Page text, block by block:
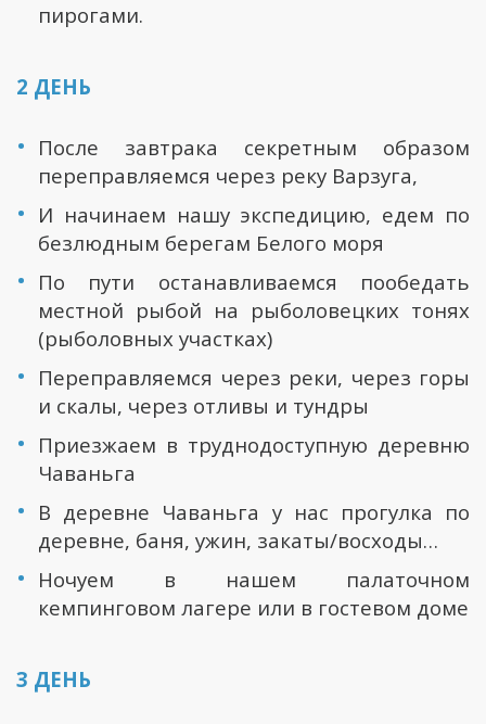
пирогами.
2 ДЕНЬ
После завтрака секретным образом
переправляемся через реку Варзуга,
И начинаем нашу экспедицию, едем по
безлюдным берегам Белого моря
По пути останавливаемся пообедать
местной рыбой на рыболовецких тонях
(рыболовных участках)
Переправляемся через реки, через горы
и скалы, через отливы и тундры
Приезжаем в труднодоступную деревню
Чаваньга
В деревне Чаваньга у нас прогулка по
деревне, баня, ужин, закаты/восходы…
Ночуем в нашем палаточном
кемпинговом лагере или в гостевом доме
3 ДЕНЬ